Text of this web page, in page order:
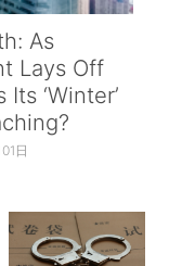
As
Lays Off
Its ‘Winter’
日